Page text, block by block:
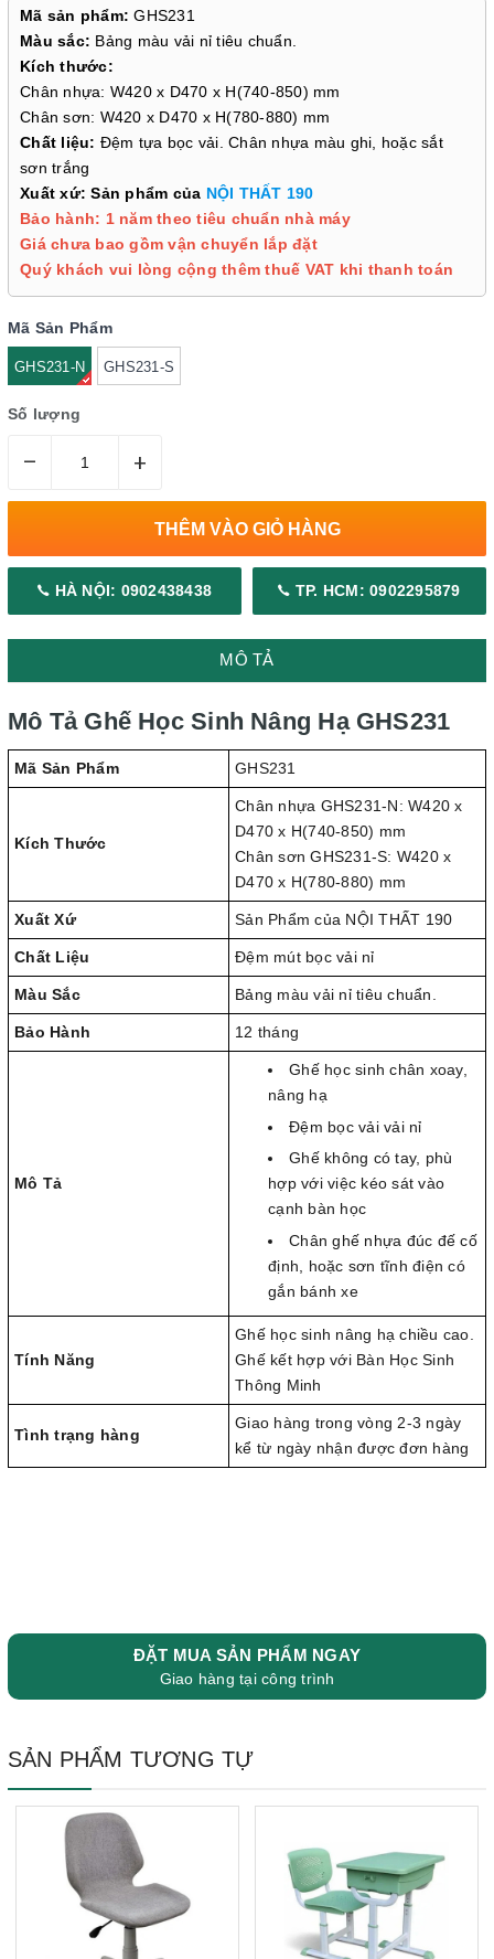
Mã sản phẩm: GHS231
Màu sắc: Bảng màu vải nỉ tiêu chuẩn.
Kích thước:
Chân nhựa: W420 x D470 x H(740-850) mm
Chân sơn: W420 x D470 x H(780-880) mm
Chất liệu: Đệm tựa bọc vải. Chân nhựa màu ghi, hoặc sắt
sơn trắng
Xuất xứ: Sản phẩm của NỘI THẤT 190
Bảo hành: 1 năm theo tiêu chuẩn nhà máy
Giá chưa bao gồm vận chuyển lắp đặt
Quý khách vui lòng cộng thêm thuế VAT khi thanh toán
Mã Sản Phẩm
GHS231-N GHS231-S
Số lượng
– +
THÊM VÀO GIỎ HÀNG
HÀ NỘI: 0902438438 TP. HCM: 0902295879
MÔ TẢ
Mô Tả Ghế Học Sinh Nâng Hạ GHS231
Mã Sản Phẩm GHS231
Kích Thước
Chân nhựa GHS231-N: W420 x
D470 x H(740-850) mm
Chân sơn GHS231-S: W420 x
D470 x H(780-880) mm
Xuất Xứ Sản Phẩm của NỘI THẤT 190
Chất Liệu Đệm mút bọc vải nỉ
Màu Sắc Bảng màu vải nỉ tiêu chuẩn.
Bảo Hành 12 tháng
Mô Tả
Ghế học sinh chân xoay,
nâng hạ
Đệm bọc vải vải nỉ
Ghế không có tay, phù
hợp với việc kéo sát vào
cạnh bàn học
Chân ghế nhựa đúc đế cố
định, hoặc sơn tĩnh điện có
gắn bánh xe
Tính Năng
Ghế học sinh nâng hạ chiều cao.
Ghế kết hợp với Bàn Học Sinh
Thông Minh
Tình trạng hàng
Giao hàng trong vòng 2-3 ngày
kể từ ngày nhận được đơn hàng
ĐẶT MUA SẢN PHẨM NGAY
Giao hàng tại công trình
SẢN PHẨM TƯƠNG TỰ